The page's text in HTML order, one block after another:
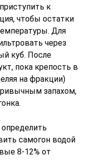
к
чтобы остатки
Для
через
куб. После
пока крепость в
на фракции)
запахом,
самогон водой
8-12% от